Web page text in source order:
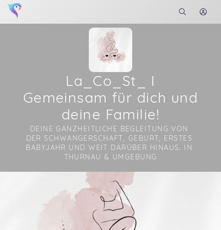
La_Co_St_ I
Gemeinsam für dich und
deine Familie!
DEINE GANZHEITLICHE BEGLEITUNG VON
DER SCHWANGERSCHAFT, GEBURT, ERSTES
BABYJAHR UND WEIT DARÜBER HINAUS. IN
THURNAU & UMGEBUNG
Soon you will learn more about me here...